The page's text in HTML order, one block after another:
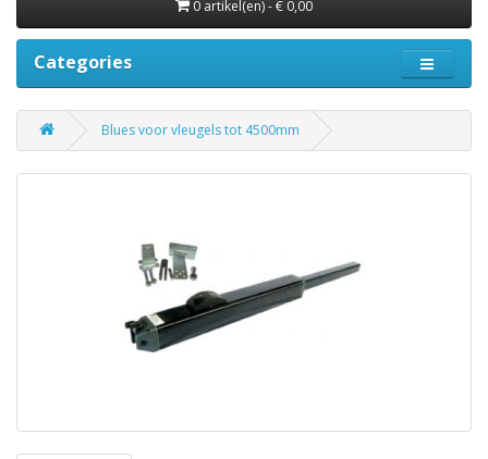
0 artikel(en) - € 0,00
Categories
Blues voor vleugels tot 4500mm